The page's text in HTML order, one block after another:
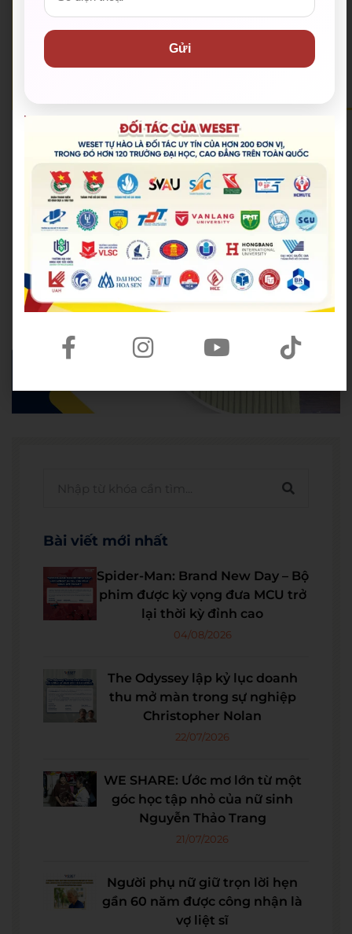
🟡 Website:
🟡 Lịch khai giảng mới nhất:Lịch khai giảng
🟡 Đặt lịch tư vấn miễn phí:
Đăng ký kiểm tra năng lực miễn phí
Bài viết mới nhất
Spider-Man: Brand New Day – Bộ
phim được kỳ vọng đưa MCU trở
lại thời kỳ đỉnh cao
04/08/2026
The Odyssey lập kỷ lục doanh
thu mở màn trong sự nghiệp
Christopher Nolan
22/07/2026
WE SHARE: Ước mơ lớn từ một
góc học tập nhỏ của nữ sinh
Nguyễn Thảo Trang
21/07/2026
Người phụ nữ giữ trọn lời hẹn
gần 60 năm được công nhận là
vợ liệt sĩ
Gửi